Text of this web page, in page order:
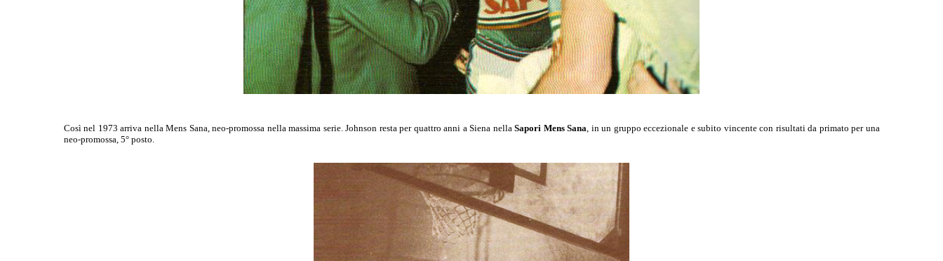
Così nel 1973 arriva nella Mens Sana, neo-promossa nella massima serie. Johnson resta per quattro anni a Siena nella Sapori Mens Sana, in un gruppo eccezionale e subito vincente con risultati da primato per una
neo-promossa, 5° posto.